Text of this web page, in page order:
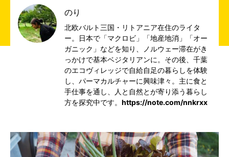
のり
北欧バルト三国・リトアニア在住のライタ
ー。日本で「マクロビ」「地産地消」「オー
ガニック」などを知り、ノルウェー滞在がき
っかけで基本ベジタリアンに。その後、千葉
のエコヴィレッジで自給自足の暮らしを体験
し、パーマカルチャーに興味津々。主に食と
手仕事を通し、人と自然とが寄り添う暮らし
方を探究中です。 https://note.com/nnkrxx